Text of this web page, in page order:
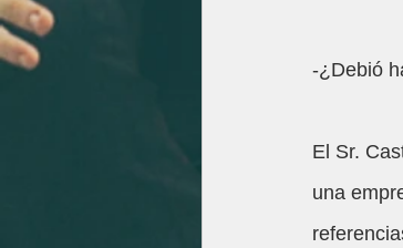
-¿Debió
El Sr.
una